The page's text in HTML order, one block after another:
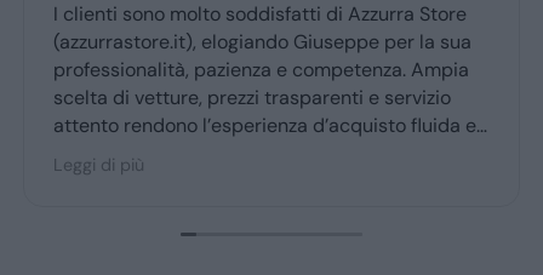
sono molto soddisfatti di Azzurra Store
elogiando Giuseppe per la sua
pazienza e competenza. Ampia
di vetture, prezzi trasparenti e servizio
rendono l’esperienza d’acquisto fluida e
per la maggior parte degli utenti.